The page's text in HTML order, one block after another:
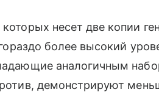
несет две копии
более высокий
аналогичным
демонстрируют